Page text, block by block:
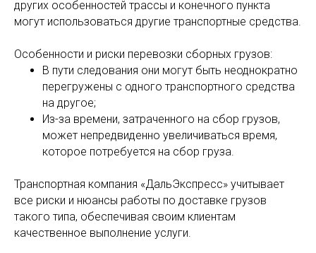
других особенностей трассы и конечного пункта
могут использоваться другие транспортные средства.
Особенности и риски перевозки сборных грузов:
В пути следования они могут быть неоднократно
перегружены с одного транспортного средства
на другое;
Из-за времени, затраченного на сбор грузов,
может непредвиденно увеличиваться время,
которое потребуется на сбор груза.
Транспортная компания «ДальЭкспресс» учитывает
все риски и нюансы работы по доставке грузов
такого типа, обеспечивая своим клиентам
качественное выполнение услуги.